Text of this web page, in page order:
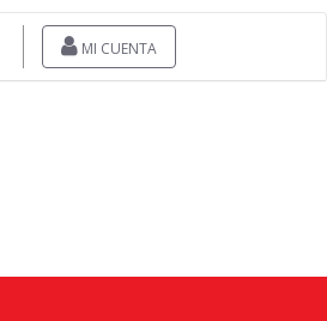
MI CUENTA